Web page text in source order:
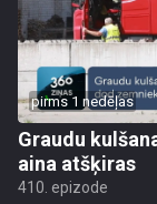
pirms 1 nedēļas
Graudu
aina atšķiras
410. epizode